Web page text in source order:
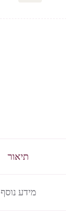
תיאור
מידע נוסף